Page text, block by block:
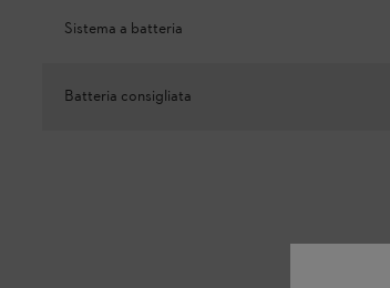
Sistema a batteria
Batteria consigliata